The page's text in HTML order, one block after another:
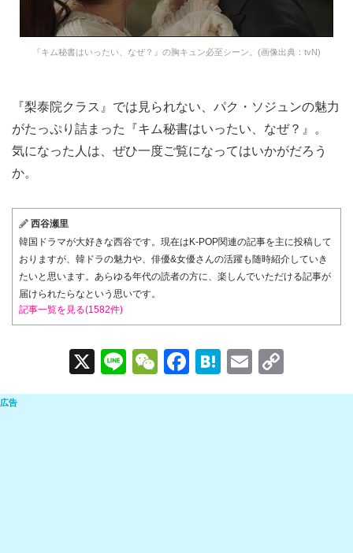
『キム秘書はいったい、なぜ？』の胸キュン必至シーン。(画像出典：tvN)
『梨泰院クラス』では見られない、パク・ソジュンの魅力
がたっぷり詰まった『キム秘書はいったい、なぜ？』。
気になった人は、ぜひ一度ご覧になってはいかがだろう
か。
西谷瀬里
韓国ドラマが大好きな西谷です。現在はK-POP関連の記事を主に投稿して
おりますが、韓ドラの魅力や、俳優&女優さんの活躍も随時紹介していき
たいと思います。あらゆる年代の読者の方に、楽しんでいただける記事が
届けられたらなという思いです。
記事一覧を見る(1582件)
X
Li
n
W
e
F
a
H
at
E
m o